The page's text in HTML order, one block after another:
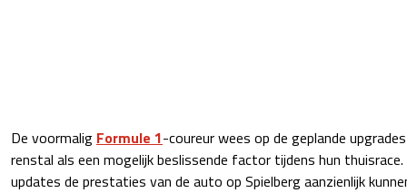
De voormalig Formule 1-coureur wees op de geplande
renstal als een mogelijk beslissende factor tijdens hun
updates de prestaties van de auto op Spielberg aanzienlijk